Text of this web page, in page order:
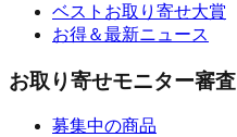
ベストお取り寄せ大賞
お得＆最新ニュース
お取り寄せモニター審査
募集中の商品